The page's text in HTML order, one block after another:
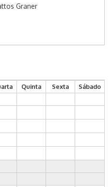
Graner
Quinta Sexta
Sábado